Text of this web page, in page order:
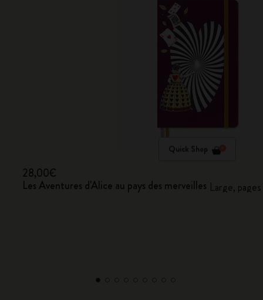
Quick Shop
28,00€
Les Aventures d'Alice au pays des merveilles Large,